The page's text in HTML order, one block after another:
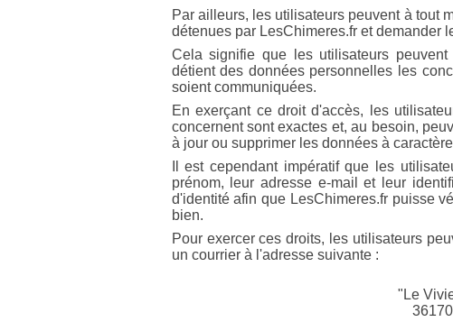
Par ailleurs, les utilisateurs peuvent à tout
détenues par LesChimeres.fr et demander
Cela signifie que les utilisateurs
détient des données personnelles les
soient communiquées.
En exerçant ce droit d'accès, les
concernent sont exactes et, au besoin,
à jour ou supprimer les données à
Il est cependant impératif que les
prénom, leur adresse e-mail et leur
d'identité afin que LesChimeres.fr puisse
bien.
Pour exercer ces droits, les utilisateurs
un courrier à l'adresse suivante :
"Le